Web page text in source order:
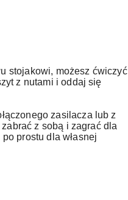
stojakowi, możesz ćwiczyć
z nutami i oddaj się
zasilacza lub z
z sobą i zagrać dla
prostu dla własnej